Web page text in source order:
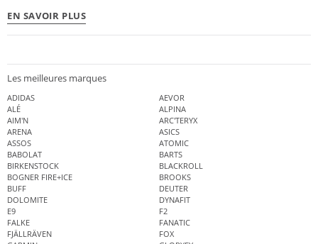
EN SAVOIR PLUS
Les meilleures marques
ADIDAS
AEVOR
ALÉ
ALPINA
AIM'N
ARC'TERYX
ARENA
ASICS
ASSOS
ATOMIC
BABOLAT
BARTS
BIRKENSTOCK
BLACKROLL
BOGNER FIRE+ICE
BROOKS
BUFF
DEUTER
DOLOMITE
DYNAFIT
E9
F2
FALKE
FANATIC
FJÄLLRÄVEN
FOX